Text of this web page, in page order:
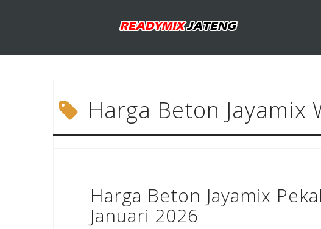
Harga Beton Jayamix
Harga Beton Jayamix
Januari 2026